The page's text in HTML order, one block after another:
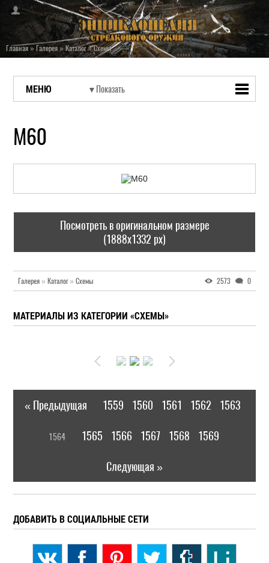
Главная»Галерея»Каталог»Схемы
МЕНЮ
M60
Посмотреть в оригинальном размере
(1888x1332 px)
Галерея » Каталог» Схемы 2573 0
МАТЕРИАЛЫ ИЗ КАТЕГОРИИ «СХЕМЫ»
« Предыдущая 1559 1560 1561 1562 1563
1564 1565 1566 1567 1568 1569
Следующая »
ДОБАВИТЬ В СОЦИАЛЬНЫЕ СЕТИ